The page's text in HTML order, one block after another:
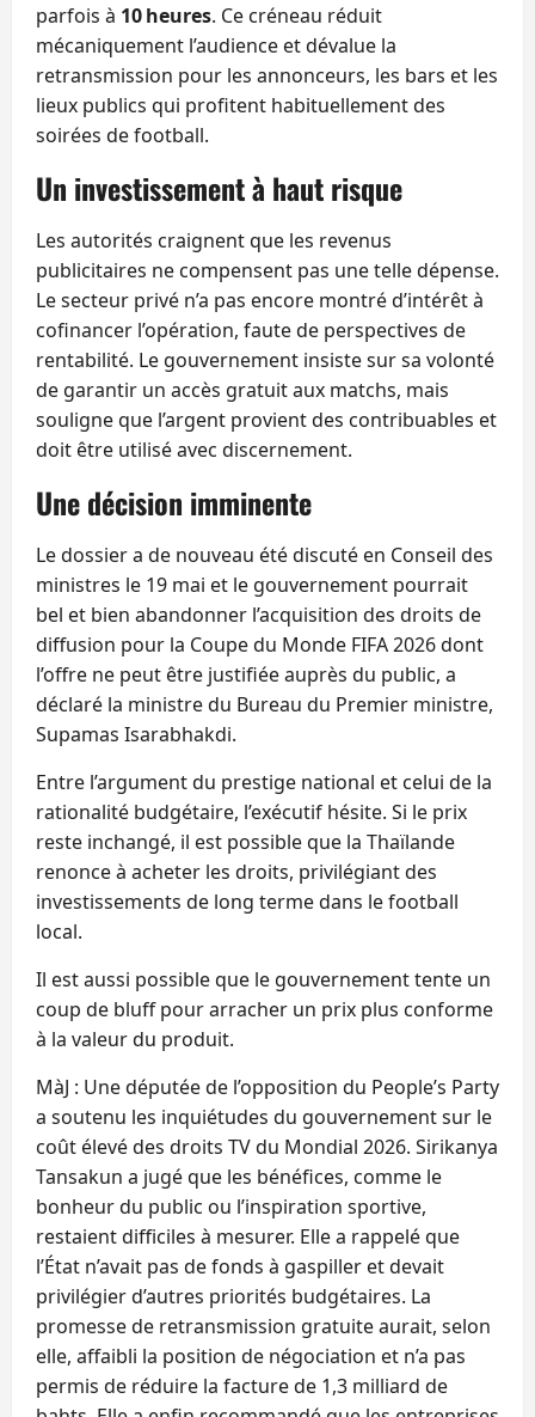
parfois à 10 heures. Ce créneau réduit
mécaniquement l’audience et dévalue la
retransmission pour les annonceurs, les bars et les
lieux publics qui profitent habituellement des
soirées de football.
Un investissement à haut risque
Les autorités craignent que les revenus
publicitaires ne compensent pas une telle dépense.
Le secteur privé n’a pas encore montré d’intérêt à
cofinancer l’opération, faute de perspectives de
rentabilité. Le gouvernement insiste sur sa volonté
de garantir un accès gratuit aux matchs, mais
souligne que l’argent provient des contribuables et
doit être utilisé avec discernement.
Une décision imminente
Le dossier a de nouveau été discuté en Conseil des
ministres le 19 mai et le gouvernement pourrait
bel et bien abandonner l’acquisition des droits de
diffusion pour la Coupe du Monde FIFA 2026 dont
l’offre ne peut être justifiée auprès du public, a
déclaré la ministre du Bureau du Premier ministre,
Supamas Isarabhakdi.
Entre l’argument du prestige national et celui de la
rationalité budgétaire, l’exécutif hésite. Si le prix
reste inchangé, il est possible que la Thaïlande
renonce à acheter les droits, privilégiant des
investissements de long terme dans le football
local.
Il est aussi possible que le gouvernement tente un
coup de bluff pour arracher un prix plus conforme
à la valeur du produit.
MàJ : Une députée de l’opposition du People’s Party
a soutenu les inquiétudes du gouvernement sur le
coût élevé des droits TV du Mondial 2026. Sirikanya
Tansakun a jugé que les bénéfices, comme le
bonheur du public ou l’inspiration sportive,
restaient difficiles à mesurer. Elle a rappelé que
l’État n’avait pas de fonds à gaspiller et devait
privilégier d’autres priorités budgétaires. La
promesse de retransmission gratuite aurait, selon
elle, affaibli la position de négociation et n’a pas
permis de réduire la facture de 1,3 milliard de